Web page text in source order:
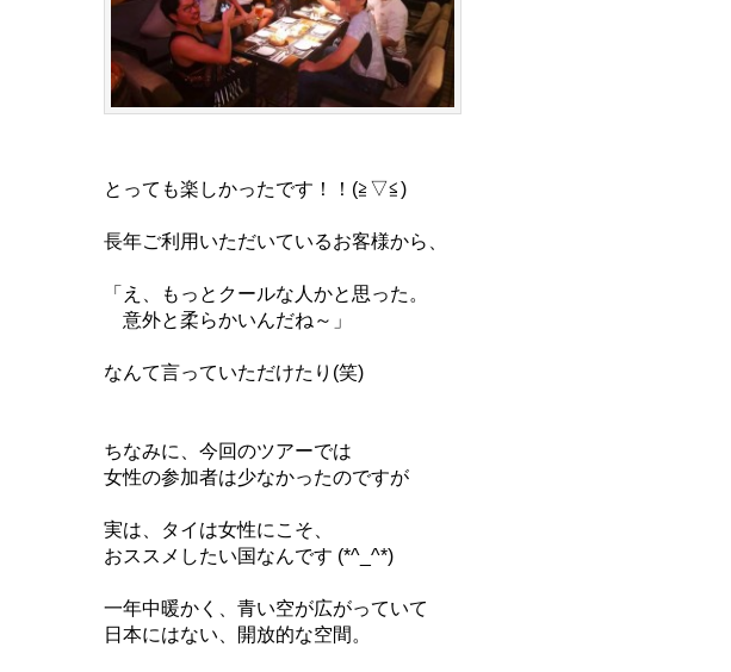
とっても楽しかったです！！(≧▽≦)
長年ご利用いただいているお客様から、
「え、もっとクールな人かと思った。
意外と柔らかいんだね～」
なんて言っていただけたり(笑)
ちなみに、今回のツアーでは
女性の参加者は少なかったのですが
実は、タイは女性にこそ、
おススメしたい国なんです (*^_^*)
一年中暖かく、青い空が広がっていて
日本にはない、開放的な空間。